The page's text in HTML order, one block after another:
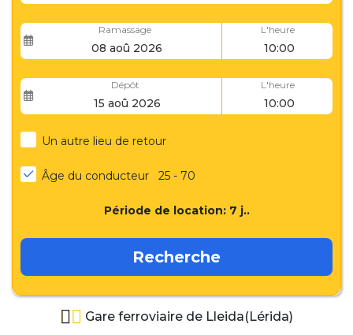
Ramassage L'heure
Dépôt L'heure
Un autre lieu de retour
Âge du conducteur 25 - 70
Période de location: 7 j..
Recherche
Gare ferroviaire de Lleida(Lérida)